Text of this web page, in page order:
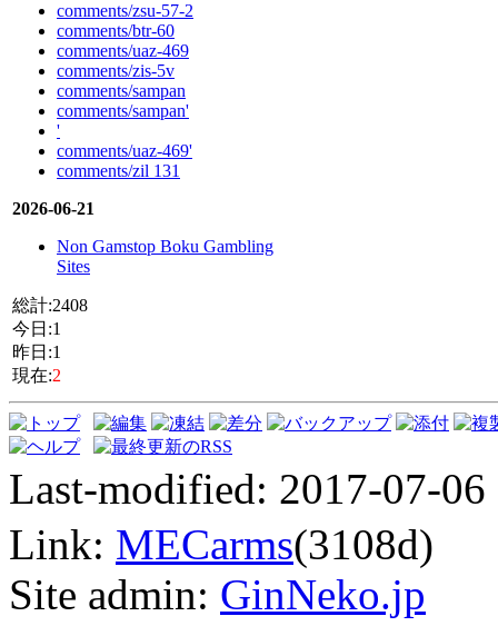
comments/zsu-57-2
comments/btr-60
comments/uaz-469
comments/zis-5v
comments/sampan
comments/sampan'
'
comments/uaz-469'
comments/zil 131
2026-06-21
Non Gamstop Boku Gambling
Sites
総計:2408
今日:1
昨日:1
現在:2
Last-modified: 2017-07-
Link: MECarms(3108d)
Site admin: GinNeko.jp